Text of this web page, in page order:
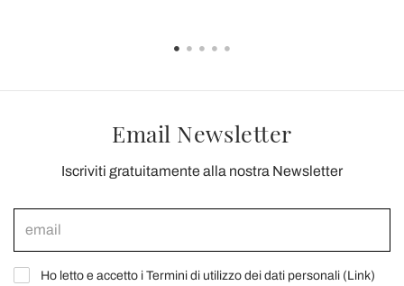
Email Newsletter
Iscriviti gratuitamente alla nostra Newsletter
Ho letto e accetto i Termini di utilizzo dei dati personali (Link)